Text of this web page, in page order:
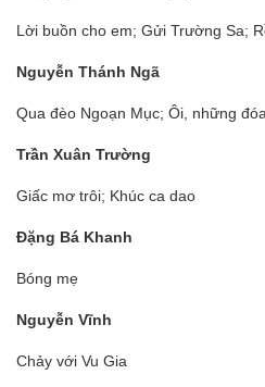
Lời buồn cho em; Gửi Trường Sa;
Nguyễn Thánh Ngã
Qua đèo Ngoạn Mục; Ôi, những
Trần Xuân Trường
Giấc mơ trôi; Khúc ca dao
Đặng Bá Khanh
Bóng mẹ
Nguyễn Vĩnh
Chảy với Vu Gia